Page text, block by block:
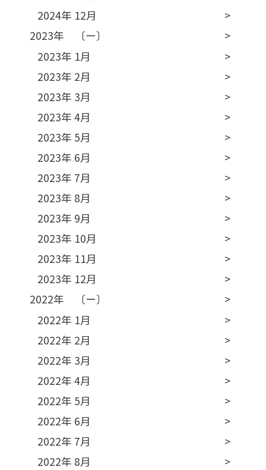
2024年 12月
2023年 〔ー〕
2023年 1月
2023年 2月
2023年 3月
2023年 4月
2023年 5月
2023年 6月
2023年 7月
2023年 8月
2023年 9月
2023年 10月
2023年 11月
2023年 12月
2022年 〔ー〕
2022年 1月
2022年 2月
2022年 3月
2022年 4月
2022年 5月
2022年 6月
2022年 7月
2022年 8月